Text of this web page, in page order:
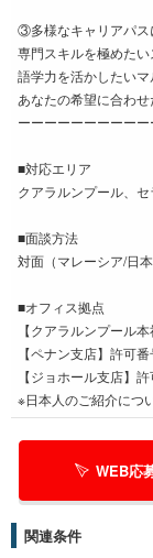
③多様なキャリアパス
専門スキルを極めたい
語学力を活かしたいマ
あなたの希望に合わせ
ーーーーーーーーー
■対応エリア
クアラルンプール、
■面談方法
対面（マレーシア/日
■オフィス拠点
【クアラルンプール
【ペナン支店】許可
【ジョホール支店】
※日本人のご紹介につ
WEB応
関連条件